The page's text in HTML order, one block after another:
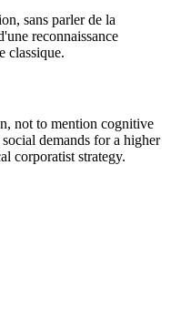
sans parler de la
reconnaissance
classique.
not to mention cognitive
demands for a higher
corporatist strategy.